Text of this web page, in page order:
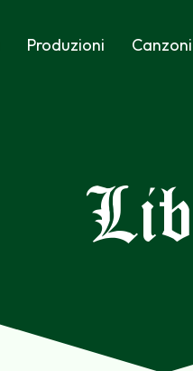
Produzioni Canzoni